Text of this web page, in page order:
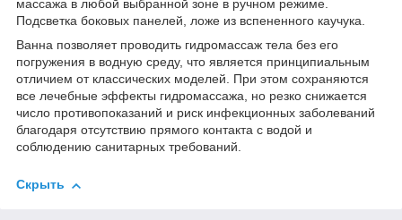
массажа в любой выбранной зоне в ручном режиме.
Подсветка боковых панелей, ложе из вспененного каучука.
Ванна позволяет проводить гидромассаж тела без его
погружения в водную среду, что является принципиальным
отличием от классических моделей. При этом сохраняются
все лечебные эффекты гидромассажа, но резко снижается
число противопоказаний и риск инфекционных заболеваний
благодаря отсутствию прямого контакта с водой и
соблюдению санитарных требований.
Скрыть